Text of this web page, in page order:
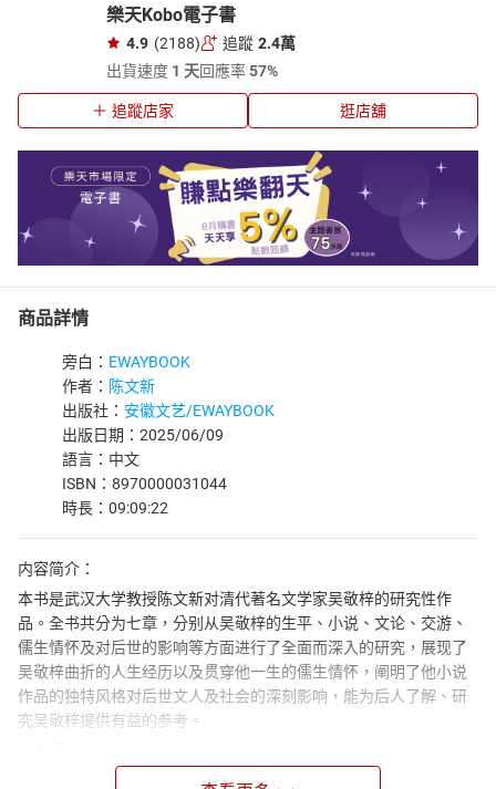
樂天Kobo電子書
4.9 (2188) 追蹤 2.4萬
出貨速度 1 天回應率57%
追蹤店家 逛店舖
商品詳情
旁白： EWAYBOOK
作者： 陈文新
出版社： 安徽文艺/EWAYBOOK
出版日期：2025/06/09
語言：中文
ISBN：8970000031044
時長：09:09:22
内容简介：
本书是武汉大学教授陈文新对清代著名文学家吴敬梓的研究性作
品。全书共分为七章，分别从吴敬梓的生平、小说、文论、交游、
儒生情怀及对后世的影响等方面进行了全面而深入的研究，展现了
吴敬梓曲折的人生经历以及贯穿他一生的儒生情怀，阐明了他小说
作品的独特风格对后世文人及社会的深刻影响，能为后人了解、研
究吴敬梓提供有益的参考。
陈文新，1957 年 8 月出生于湖北公安。他是武汉大学文学院的杰出